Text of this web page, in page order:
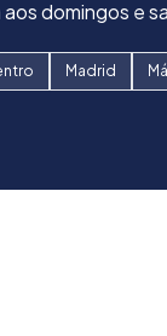
domingos e
Madrid
um
Almoço